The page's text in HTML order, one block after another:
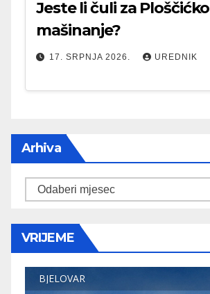
Jeste li čuli za Ploščićko
mašinanje?
17. SRPNJA 2026. UREDNIK
Arhiva
Arhiva
VRIJEME
BJELOVAR